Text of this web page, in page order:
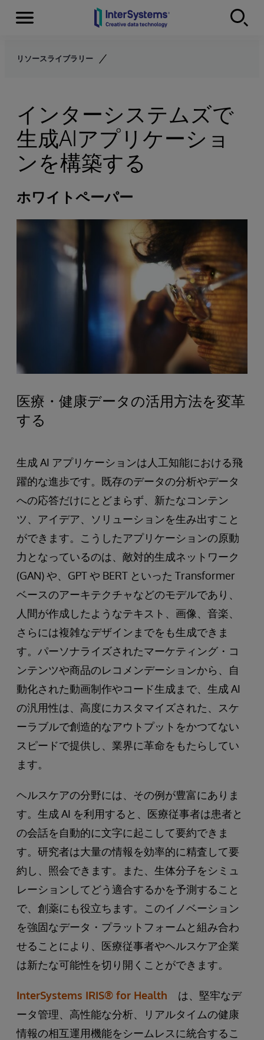
Skip to content
Menu
リソースライブラリー
インターシステムズで
生成AIアプリケーショ
ンを構築する
ホワイトペーパー
医療・健康データの活用方法を変革
する
生成 AI アプリケーションは人工知能における飛
躍的な進歩です。既存のデータの分析やデータ
への応答だけにとどまらず、新たなコンテン
ツ、アイデア、ソリューションを生み出すこと
ができます。こうしたアプリケーションの原動
力となっているのは、敵対的生成ネットワーク
(GAN) や、GPT や BERT といった Transformer
ベースのアーキテクチャなどのモデルであり、
人間が作成したようなテキスト、画像、音楽、
さらには複雑なデザインまでをも生成できま
す。パーソナライズされたマーケティング・コ
ンテンツや商品のレコメンデーションから、自
動化された動画制作やコード生成まで、生成 AI
の汎用性は、高度にカスタマイズされた、スケ
ーラブルで創造的なアウトプットをかつてない
スピードで提供し、業界に革命をもたらしてい
ます。
ヘルスケアの分野には、その例が豊富にありま
す。生成 AI を利用すると、医療従事者は患者と
の会話を自動的に文字に起こして要約できま
す。研究者は大量の情報を効率的に精査して要
約し、照会できます。また、生体分子をシミュ
レーションしてどう適合するかを予測すること
で、創薬にも役立ちます。このイノベーション
を強固なデータ・プラットフォームと組み合わ
せることにより、医療従事者やヘルスケア企業
は新たな可能性を切り開くことができます。
InterSystems IRIS® for Health は、堅牢なデ
ータ管理、高性能な分析、リアルタイムの健康
情報の相互運用機能をシームレスに統合するこ